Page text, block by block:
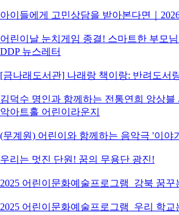
아이들에게 고민상담을 받아본다면｜
어린이날 눈치게임 종결! 스마트한 부모
DDP 뉴스레터
[금나래도서관] 나래랑 책이랑: 반려도서
김덕수 명인과 함께하는 전통연희 앙상블
악아트홀 어린이라운지
(무계원) 어린이와 함께하는 음악극 '이야
우리는 멋진 단원! 꿈의 무용단 광진!
2025 어린이문화예술프로그램_강북 꿈꾸
2025 어린이문화예술프로그램_우리 학교